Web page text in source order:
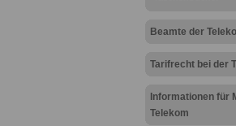
Beamte der
Tarifrecht bei der
Informationen für
Telekom